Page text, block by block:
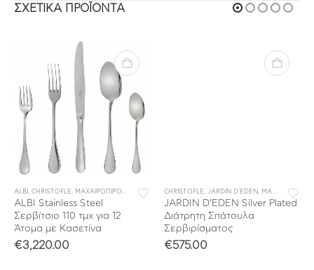
ΣΧΕΤΙΚΆ ΠΡΟΪΌΝΤΑ
,ΜΕΜΟΝΩΜΕΝΑ ΜΑΧΑΙΡΟΠΙΡΟΥΝΑ , ΣΥΛΛΟΓΕΣ
ALBI , CHRISTOFLE, ΜΑΧΑΙΡΟΠΙΡΟΥΝΑ ΣΕΤ ΜΑΧΑΙΡΟΠΙΡΟΥΝΑ,ΣΥΛΛΟΓΕΣ
ALBI Stainless Steel
Σερβίτσιο 110 τμχ για 12
Άτομα με Κασετίνα
€3,220.00
CHRISTOFLE, JARDIN D'EDEN, ΜΑΧΑΙΡΟΠΙΡΟΥΝΑ
JARDIN D’EDEN Silver Plated
Διάτρητη Σπάτουλα
Σερβιρίσματος
€575.00